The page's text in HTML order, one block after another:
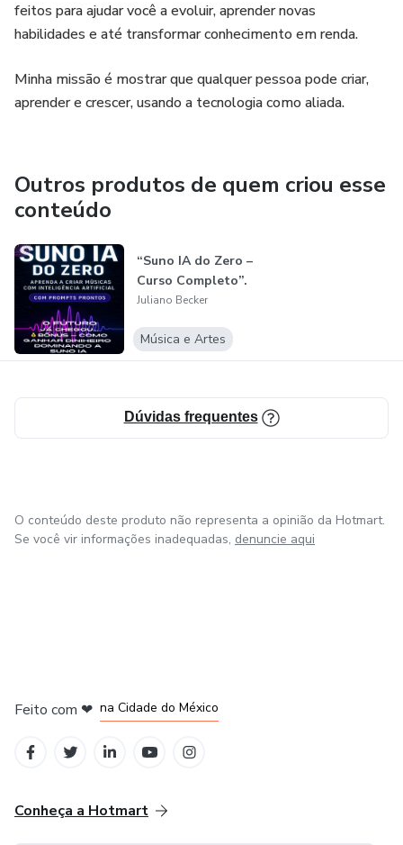
Para quem é este curso
Para iniciantes que querem criar letras do zero
Para quem quer usar IA como ferramenta, não como
👉 Você não precisa saber teoria musical.
👉 Você só precisa ter algo a dizer.
Para quem NÃO é este curso
❌ Para quem acha que a inteligência não pode ajudar
Aqui, a IA não manda.
como pensar a letra
como revisar
feitos para ajudar você a evoluir, aprender novas
habilidades e até transformar conhecimento em renda.
Minha missão é mostrar que qualquer pessoa pode criar,
aprender e crescer, usando a tecnologia como aliada.
Outros produtos de quem criou esse
conteúdo
“Suno IA do Zero –
Curso Completo”.
Juliano Becker
Música e Artes
Dúvidas frequentes
O conteúdo deste produto não representa a opinião da Hotmart.
Se você vir informações inadequadas, denuncie aqui
Feito com ❤ na Cidade do México
Conheça a Hotmart